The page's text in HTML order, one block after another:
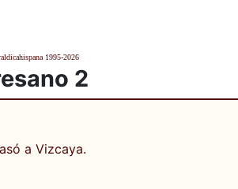
1995-2026
2
a Vizcaya.